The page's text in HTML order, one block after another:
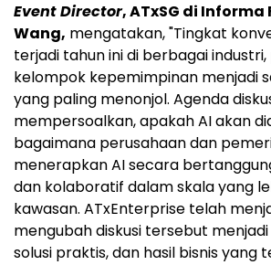
Event Director, ATxSG di
Wang, mengatakan, "Tingkat
terjadi tahun ini di berbagai
kelompok kepemimpinan menjadi
yang paling menonjol. Agenda
mempersoalkan, apakah AI akan
bagaimana perusahaan dan
menerapkan AI secara
dan kolaboratif dalam skala yang
kawasan. ATxEnterprise telah
mengubah diskusi tersebut
solusi praktis, dan hasil bisnis yang